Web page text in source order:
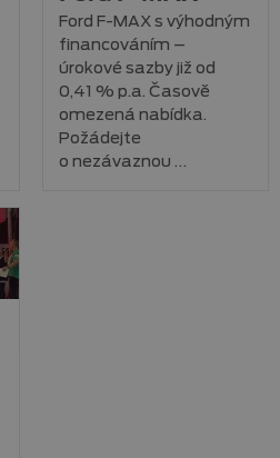
Ford F-MAX s výhodným
financováním –
úrokové sazby již od
0,41 % p.a. Časově
omezená nabídka.
Požádejte
o nezávaznou …